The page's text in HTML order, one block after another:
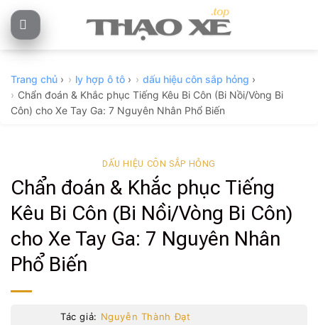
Skip
to
Trang chủ › ly hợp ô tô › dấu hiệu côn sắp hỏng ›
Chẩn đoán & Khắc phục Tiếng Kêu Bi Côn (Bi Nồi/Vòng Bi
Côn) cho Xe Tay Ga: 7 Nguyên Nhân Phổ Biến
DẤU HIỆU CÔN SẮP HỎNG
Chẩn đoán & Khắc phục Tiếng
Kêu Bi Côn (Bi Nồi/Vòng Bi Côn)
cho Xe Tay Ga: 7 Nguyên Nhân
Phổ Biến
Tác giả: Nguyễn Thành Đạt